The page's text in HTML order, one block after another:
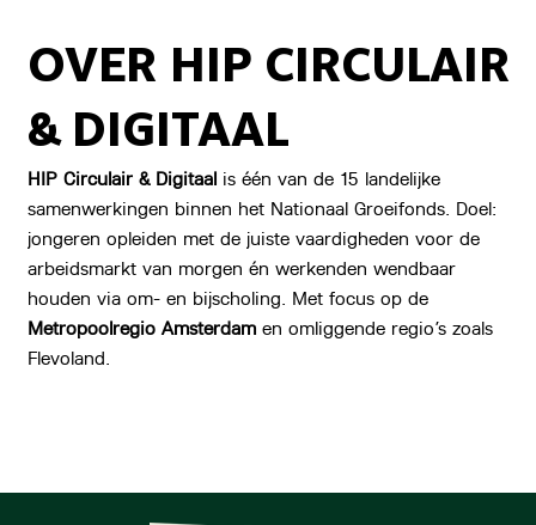
OVER HIP CIRCULAIR
& DIGITAAL
HIP Circulair & Digitaalis één van de 15 landelijke
samenwerkingen binnen het Nationaal Groeifonds. Doel:
jongeren opleiden met de juiste vaardigheden voor de
arbeidsmarkt van morgen én werkenden wendbaar
houden via om- en bijscholing. Met focus op de
Metropoolregio Amsterdamen omliggende regio’s zoals
Flevoland.